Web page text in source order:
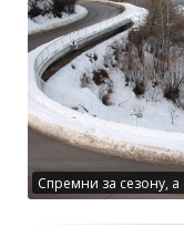
Спремни за сезону,